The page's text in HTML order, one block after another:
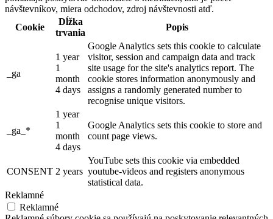
návštevníkov, miera odchodov, zdroj návštevnosti atď.
Cookie
Dĺžka
trvania
Popis
_ga
1 year
1
month
4 days
Google Analytics sets this cookie to calculate
visitor, session and campaign data and track
site usage for the site's analytics report. The
cookie stores information anonymously and
assigns a randomly generated number to
recognise unique visitors.
_ga_*
1 year
1
month
4 days
Google Analytics sets this cookie to store and
count page views.
CONSENT 2 years
YouTube sets this cookie via embedded
youtube-videos and registers anonymous
statistical data.
Reklamné
Reklamné